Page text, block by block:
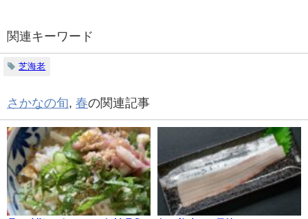
関連キーワード
芝海老
さかなの旬, 春の関連記事